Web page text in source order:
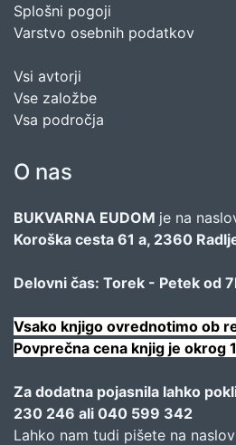
Splošni pogoji
Varstvo osebnih podatkov
Vsi avtorji
Vse založbe
Vsa področja
O nas
BUKVARNA EUDOM je na
Koroška cesta 61 a, 2360
Delovni čas: Torek - Petek od
Vsako knjigo ovrednotimo ob
Povprečna cena knjig je okrog
Za dodatna pojasnila lahko
230 246 ali 040 599 342
Lahko nam tudi pišete na